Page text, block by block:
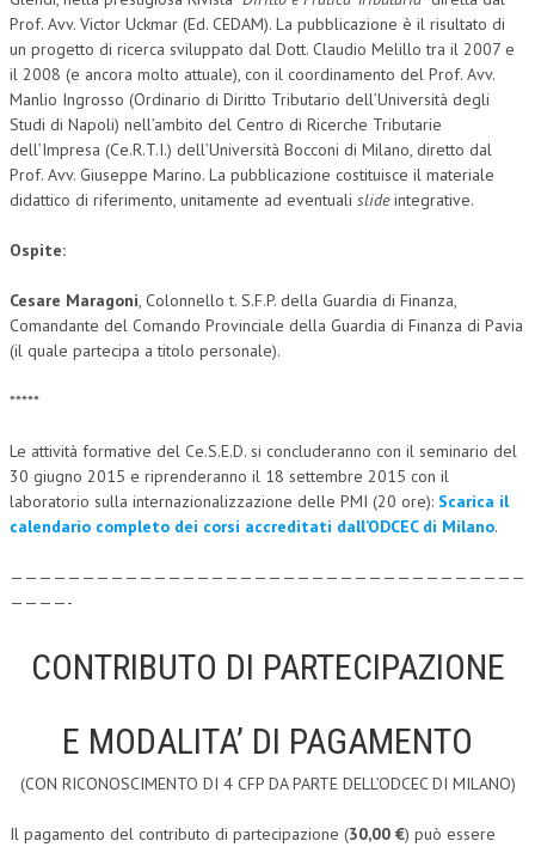
DIRITTO DEL LAVORO
DIRITTO DELLE IMPRESE IN CRISI
CRIMINOLOGIA E CRIMINALISTICA
SICUREZZA SUL LAVORO
FISCALITÀ INTERNAZIONALE
CFC E PARADISI FISCALI
TRANSFER PRICING
GIURISPRUDENZA
EUROPEA
Prof. Avv. Victor Uckmar (Ed. CEDAM). La pubblicazione è il risultato di
un progetto di ricerca sviluppato dal Dott. Claudio Melillo tra il 2007 e
il 2008 (e ancora molto attuale), con il coordinamento del Prof. Avv.
Manlio Ingrosso (Ordinario di Diritto Tributario dell’Università degli
Studi di Napoli) nell’ambito del Centro di Ricerche Tributarie
dell’Impresa (Ce.R.T.I.) dell’Università Bocconi di Milano, diretto dal
Prof. Avv. Giuseppe Marino. La pubblicazione costituisce il materiale
didattico di riferimento, unitamente ad eventuali slideintegrative.
Ospite:
Cesare Maragoni, Colonnello t. S.F.P. della Guardia di Finanza,
Comandante del Comando Provinciale della Guardia di Finanza di Pavia
(il quale partecipa a titolo personale).
*****
Le attività formative del Ce.S.E.D. si concluderanno con il seminario del
30 giugno 2015 e riprenderanno il 18 settembre 2015 con il
laboratorio sulla internazionalizzazione delle PMI (20 ore): Scarica il
calendario completo dei corsi accreditati dall’ODCEC di Milano.
————————————————————————————————————
————-
CONTRIBUTO DI PARTECIPAZIONE
E MODALITA’ DI PAGAMENTO
(CON RICONOSCIMENTO DI 4 CFP DA PARTE DELL’ODCEC DI MILANO)
Il pagamento del contributo di partecipazione (30,00 €) può essere